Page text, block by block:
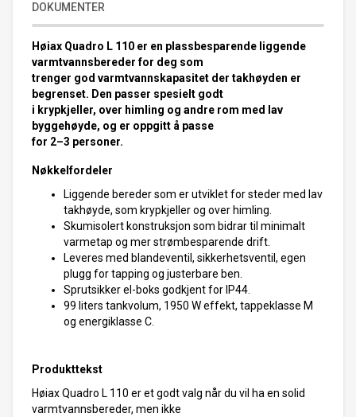
DOKUMENTER
Høiax Quadro L 110 er en plassbesparende liggende
varmtvannsbereder for deg som
trenger god varmtvannskapasitet der takhøyden er
begrenset. Den passer spesielt godt
i krypkjeller, over himling og andre rom med lav
byggehøyde, og er oppgitt å passe
for 2–3 personer.
Nøkkelfordeler
Liggende bereder som er utviklet for steder med lav
takhøyde, som krypkjeller og over himling.
Skumisolert konstruksjon som bidrar til minimalt
varmetap og mer strømbesparende drift.
Leveres med blandeventil, sikkerhetsventil, egen
plugg for tapping og justerbare ben.
Sprutsikker el-boks godkjent for IP44.
99 liters tankvolum, 1950 W effekt, tappeklasse M
og energiklasse C.
Produkttekst
Høiax Quadro L 110 er et godt valg når du vil ha en solid
varmtvannsbereder, men ikke